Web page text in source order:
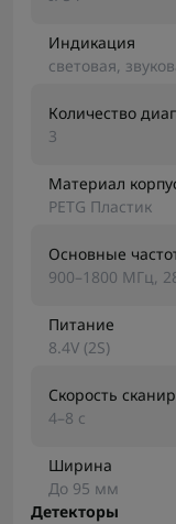
Индикация
световая,
Количество
3
Материал
PETG Пластик
Основные
900–1800 МГц,
Питание
8.4V (2S)
Скорость
4–8 с
Ширина
До 95 мм
Детекторы